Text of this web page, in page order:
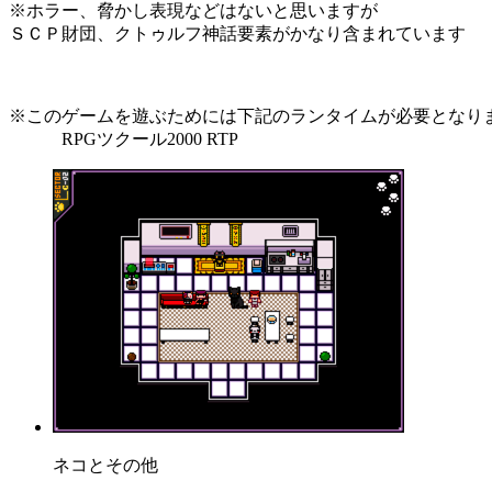
※ホラー、脅かし表現などはないと思いますが
ＳＣＰ財団、クトゥルフ神話要素がかなり含まれています
※このゲームを遊ぶためには下記のランタイムが必要となり
RPGツクール2000 RTP
ネコとその他